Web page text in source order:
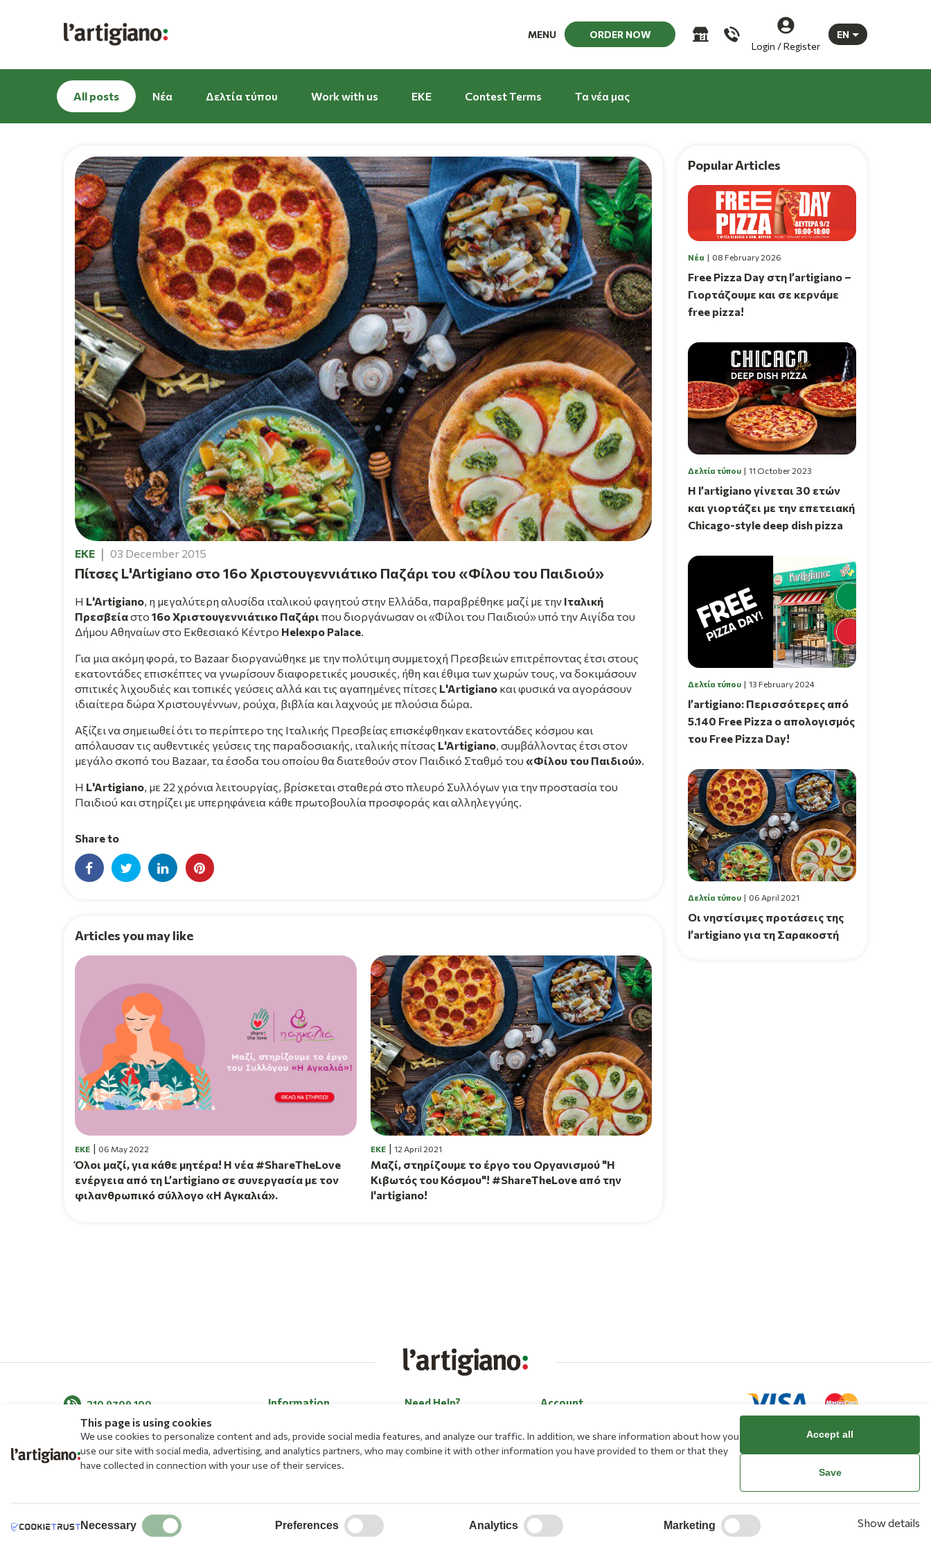
MENU
ORDER NOW
Login / Register
EN
All posts Νέα Δελτία τύπου Work with us EKE Contest Terms Τα νέα μας
EKE 03 December 2015
Πίτσες L'Artigiano στο 16ο Χριστουγεννιάτικο Παζάρι του «Φίλου του Παιδιού»
Η L'Artigiano, η μεγαλύτερη αλυσίδα ιταλικού φαγητού στην Ελλάδα, παραβρέθηκε μαζί με την Ιταλική
Πρεσβείαστο 16ο Χριστουγεννιάτικο Παζάρι που διοργάνωσαν οι «Φίλοι του Παιδιού» υπό την Αιγίδα του
Δήμου Αθηναίων στο Εκθεσιακό Κέντρο Helexpo Palace.
Για μια ακόμη φορά, το Bazaar διοργανώθηκε με την πολύτιμη συμμετοχή Πρεσβειών επιτρέποντας έτσι στους
εκατοντάδες επισκέπτες να γνωρίσουν διαφορετικές μουσικές, ήθη και έθιμα των χωρών τους, να δοκιμάσουν
σπιτικές λιχουδιές και τοπικές γεύσεις αλλά και τις αγαπημένες πίτσες L'Artigiano και φυσικά να αγοράσουν
ιδιαίτερα δώρα Χριστουγέννων, ρούχα, βιβλία και λαχνούς με πλούσια δώρα.
Αξίζει να σημειωθεί ότι το περίπτερο της Ιταλικής Πρεσβείας επισκέφθηκαν εκατοντάδες κόσμου και
απόλαυσαν τις αυθεντικές γεύσεις της παραδοσιακής, ιταλικής πίτσας L'Artigiano, συμβάλλοντας έτσι στον
μεγάλο σκοπό του Bazaar, τα έσοδα του οποίου θα διατεθούν στον Παιδικό Σταθμό του «Φίλου του Παιδιού».
Η L'Artigiano, με 22 χρόνια λειτουργίας, βρίσκεται σταθερά στο πλευρό Συλλόγων για την προστασία του
Παιδιού και στηρίζει με υπερηφάνεια κάθε πρωτοβουλία προσφοράς και αλληλεγγύης.
Share to
Articles you may like
EKE 06 May 2022
Όλοι μαζί, για κάθε μητέρα! H νέα #ShareTheLove
ενέργεια από τη L’artigiano σε συνεργασία με τον
φιλανθρωπικό σύλλογο «Η Αγκαλιά».
EKE 12 April 2021
Μαζί, στηρίζουμε το έργο του Οργανισμού "Η
Κιβωτός του Κόσμου"! #ShareTheLove από την
l'artigiano!
Popular Articles
Νέα 08 February 2026
Free Pizza Day στη l’artigiano –
Γιορτάζουμε και σε κερνάμε
free pizza!
Δελτία τύπου 11 October 2023
Η l’artigiano γίνεται 30 ετών
και γιορτάζει με την επετειακή
Chicago-style deep dish pizza
Δελτία τύπου 13 February 2024
l’artigiano: Περισσότερες από
5.140 Free Pizza ο απολογισμός
του Free Pizza Day!
Δελτία τύπου 06 April 2021
Οι νηστίσιμες προτάσεις της
l’artigiano για τη Σαρακοστή
210 9709 100 Information
News
Blog
Allergens
Stores
Free Educational Program
Need Help?
Career
Account
Register
This page is using cookies
We use cookies to personalize content and ads, provide social media features, and analyze our traffic. In addition, we share information about how you
use our site with social media, advertising, and analytics partners, who may combine it with other information you have provided to them or that they
have collected in connection with your use of their services.
Accept all
Save
Necessary Preferences Analytics Marketing Show details